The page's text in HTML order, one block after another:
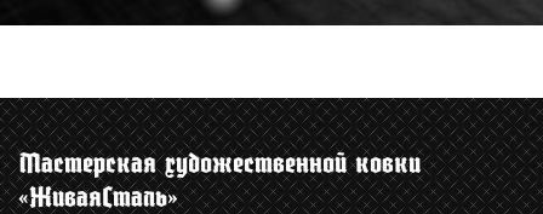
Мастерская художественной ковки
«ЖиваяCталь»